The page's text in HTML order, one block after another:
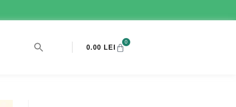
0.00 LEI
0